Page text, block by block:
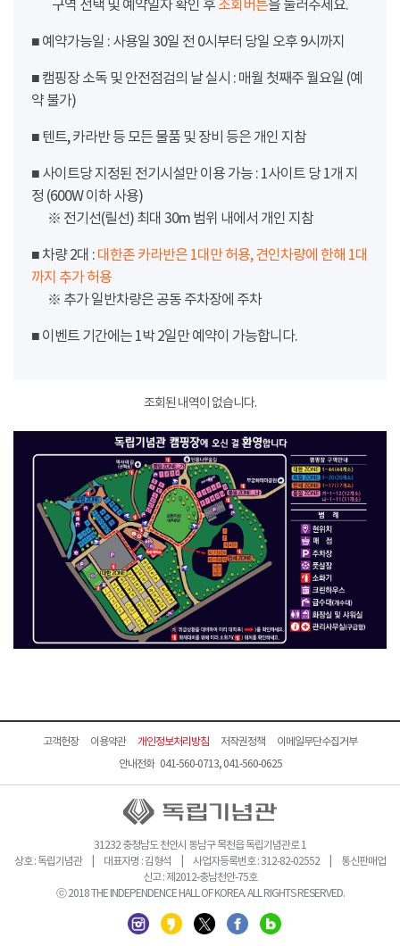
구역 선택 및 예약일자 확인 후 조회버튼을 눌러주세요.
■ 예약가능일 : 사용일 30일 전 0시부터 당일 오후 9시까지
■ 캠핑장 소독 및 안전점검의 날 실시 : 매월 첫째주 월요일 (예
약 불가)
■ 텐트, 카라반 등 모든 물품 및 장비 등은 개인 지참
■ 사이트당 지정된 전기시설만 이용 가능 : 1사이트 당 1개 지
정 (600W 이하 사용)
※ 전기선(릴선) 최대 30m 범위 내에서 개인 지참
■ 차량 2대 : 대한존 카라반은 1대만 허용, 견인차량에 한해 1대
까지 추가 허용
※ 추가 일반차량은 공동 주차장에 주차
■ 이벤트 기간에는 1박 2일만 예약이 가능합니다.
조회된 내역이 없습니다.
고객헌장 이용약관 개인정보처리방침 저작권정책
이메일무단수집거부
안내전화 041-560-0713, 041-560-0625
31232 충청남도 천안시 동남구 목천읍 독립기념관로 1
상호 : 독립기념관 | 대표자명 : 김형석 | 사업자등록번호 : 312-82-02552 | 통신판매업
신고 : 제2012-충남천안-75호
ⓒ 2018 THE INDEPENDENCE HALL OF KOREA. ALL RIGHTS RESERVED.